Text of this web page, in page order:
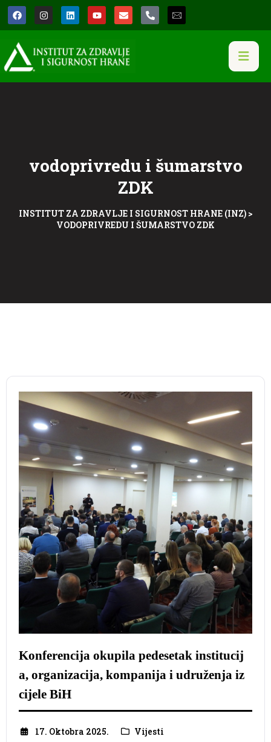
vodoprivredu i šumarstvo
ZDK
INSTITUT ZA ZDRAVLJE I SIGURNOST HRANE (INZ)>
VODOPRIVREDU I ŠUMARSTVO ZDK
Konferencija okupila pedesetak institucij
a, organizacija, kompanija i udruženja iz
cijele BiH
17. Oktobra 2025. Vijesti